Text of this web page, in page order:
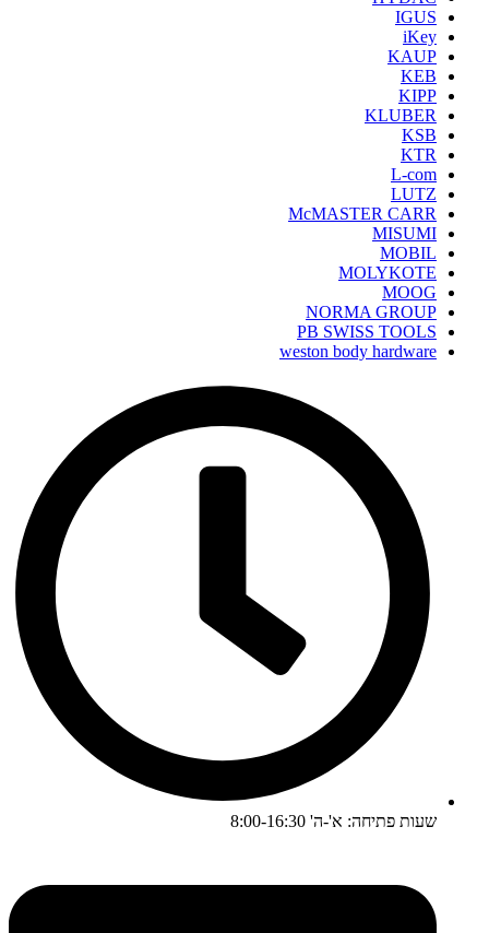
IGUS
iKey
KAUP
KEB
KIPP
KLUBER
KSB
KTR
L-com
LUTZ
McMASTER CARR
MISUMI
MOBIL
MOLYKOTE
MOOG
NORMA GROUP
PB SWISS TOOLS
weston body hardware
שעות פתיחה: א'-ה' 8:00-16:30